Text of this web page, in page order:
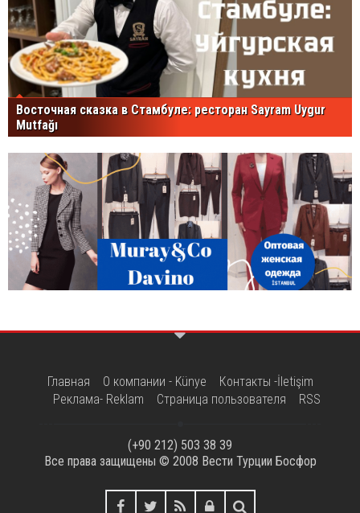
Восточная сказка в Стамбуле: ресторан Sayram Uygur
Mutfağı
Главная О компании - Künye
Контакты -İletişim
Реклама- Reklam
Страница пользователя RSS
(+90 212) 503 38 39
Все права защищены © 2008 Вести Турции Босфор